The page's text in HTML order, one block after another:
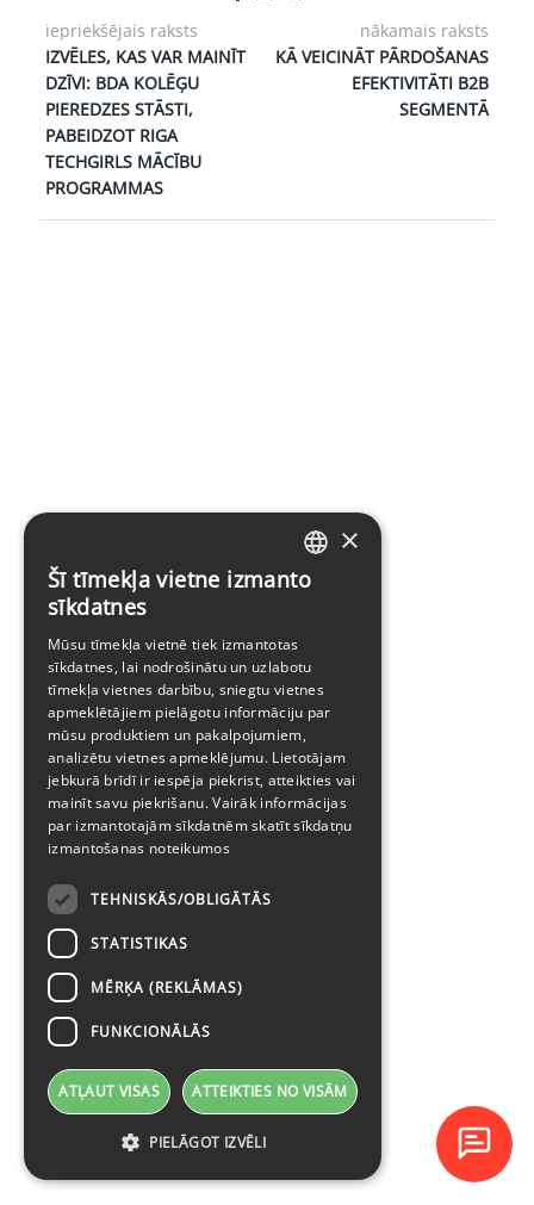
iepriekšējais raksts
IZVĒLES, KAS VAR MAINĪT
DZĪVI: BDA KOLĒĢU
PIEREDZES STĀSTI,
PABEIDZOT RIGA
TECHGIRLS MĀCĪBU
PROGRAMMAS
nākamais raksts
KĀ VEICINĀT PĀRDOŠANAS
EFEKTIVITĀTI B2B
SEGMENTĀ
LATVIAN
×
Šī tīmekļa vietne izmanto
sīkdatnes
Mūsu tīmekļa vietnē tiek izmantotas
sīkdatnes, lai nodrošinātu un uzlabotu
tīmekļa vietnes darbību, sniegtu vietnes
apmeklētājiem pielāgotu informāciju par
mūsu produktiem un pakalpojumiem,
analizētu vietnes apmeklējumu. Lietotājam
jebkurā brīdī ir iespēja piekrist, atteikties vai
mainīt savu piekrišanu. Vairāk informācijas
par izmantotajām sīkdatnēm skatītsīkdatņu
izmantošanas noteikumos
TEHNISKĀS/OBLIGĀTĀS
STATISTIKAS
MĒRĶA (REKLĀMAS)
FUNKCIONĀLĀS
ATĻAUT VISAS ATTEIKTIES NO VISĀM
PIELĀGOT IZVĒLI